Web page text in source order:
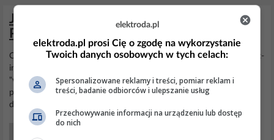
Jakie bezpieczniki do spawarki Mig-Mat
PM-IMG-230T? C16 wystarczy?
Cześć, Mam spawarkę Mig-Mat https://sklep.powermat.pl/migomat-
inwert... Zabezpieczoną
"wybija", przy dotknięciu drutem spawanego metalu (od razu po
przyłożeniu). Jakie najmniejsze zabezpieczenie zapewni poprawne
działanie?
elektroda.pl
elektroda.pl prosi Cię o zgodę na wykorzystanie
Twoich danych osobowych w tych celach:
Spersonalizowane reklamy i treści, pomiar reklam i
treści, badanie odbiorców i ulepszanie usług
Przechowywanie informacji na urządzeniu lub dostęp
do nich